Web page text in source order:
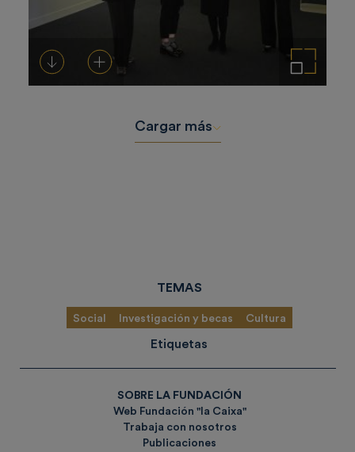
DescargarAñadir al carrito Ampliar imagen
Cargar más
TEMAS
Social Investigación y becas Cultura
Etiquetas
SOBRE LA FUNDACIÓN
Web Fundación "la Caixa"
Trabaja con nosotros
Publicaciones